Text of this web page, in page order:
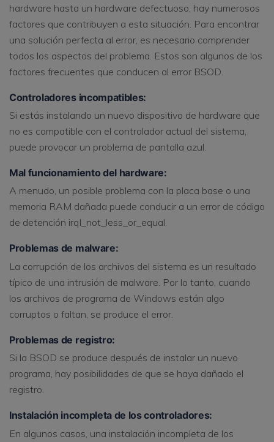
hardware hasta un hardware defectuoso, hay numerosos
factores que contribuyen a esta situación. Para encontrar
una solución perfecta al error, es necesario comprender
todos los aspectos del problema. Estos son algunos de los
factores frecuentes que conducen al error BSOD.
Controladores incompatibles:
Si estás instalando un nuevo dispositivo de hardware que
no es compatible con el controlador actual del sistema,
puede provocar un problema de pantalla azul.
Mal funcionamiento del hardware:
A menudo, un posible problema con la placa base o una
memoria RAM dañada puede conducir a un error de código
de detención irql_not_less_or_equal.
Problemas de malware:
La corrupción de los archivos del sistema es un resultado
típico de una intrusión de malware. Por lo tanto, cuando
los archivos de programa de Windows están algo
corruptos o faltan, se produce el error.
Problemas de registro:
Si la BSOD se produce después de instalar un nuevo
programa, hay posibilidades de que se haya dañado el
registro.
Instalación incompleta de los controladores:
En algunos casos, una instalación incompleta de los